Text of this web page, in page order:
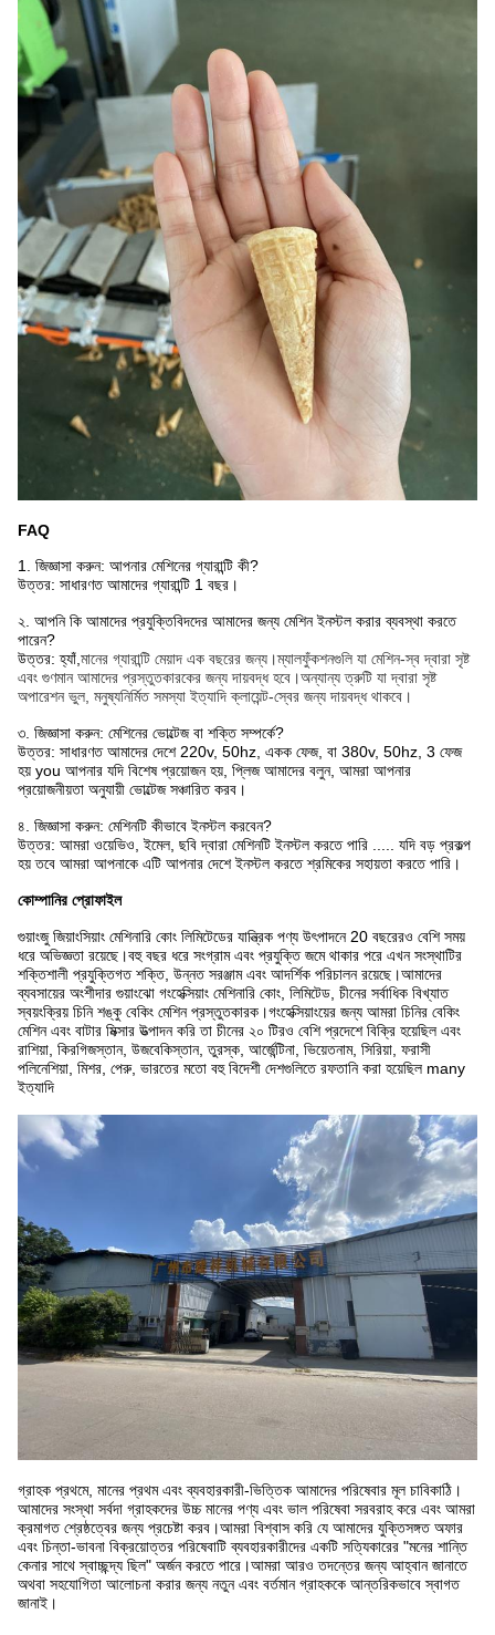
FAQ
1. জিজ্ঞাসা করুন: আপনার মেশিনের গ্যারান্টি কী?
উত্তর: সাধারণত আমাদের গ্যারান্টি 1 বছর।
২. আপনি কি আমাদের প্রযুক্তিবিদদের আমাদের জন্য মেশিন ইনস্টল করার ব্যবস্থা করতে
পারেন?
উত্তর: হ্যাঁ,মানের গ্যারান্টি মেয়াদ এক বছরের জন্য।ম্যালফুঁকশনগুলি যা মেশিন-স্ব দ্বারা সৃষ্ট
এবং গুণমান আমাদের প্রস্তুতকারকের জন্য দায়বদ্ধ হবে।অন্যান্য ত্রুটি যা দ্বারা সৃষ্ট
অপারেশন ভুল, মনুষ্যনির্মিত সমস্যা ইত্যাদি ক্লায়েন্ট-স্বের জন্য দায়বদ্ধ থাকবে।
৩. জিজ্ঞাসা করুন: মেশিনের ভোল্টেজ বা শক্তি সম্পর্কে?
উত্তর: সাধারণত আমাদের দেশে 220v, 50hz, একক ফেজ, বা 380v, 50hz, 3 ফেজ
হয় you আপনার যদি বিশেষ প্রয়োজন হয়, প্লিজ আমাদের বলুন, আমরা আপনার
প্রয়োজনীয়তা অনুযায়ী ভোল্টেজ সঞ্চারিত করব।
৪. জিজ্ঞাসা করুন: মেশিনটি কীভাবে ইনস্টল করবেন?
উত্তর: আমরা ওয়েভিও, ইমেল, ছবি দ্বারা মেশিনটি ইনস্টল করতে পারি ..... যদি বড় প্রকল্প
হয় তবে আমরা আপনাকে এটি আপনার দেশে ইনস্টল করতে শ্রমিকের সহায়তা করতে পারি।
কোম্পানির প্রোফাইল
গুয়াংজু জিয়াংসিয়াং মেশিনারি কোং লিমিটেডের যান্ত্রিক পণ্য উৎপাদনে 20 বছরেরও বেশি সময়
ধরে অভিজ্ঞতা রয়েছে।বহু বছর ধরে সংগ্রাম এবং প্রযুক্তি জমে থাকার পরে এখন সংস্থাটির
শক্তিশালী প্রযুক্তিগত শক্তি, উন্নত সরঞ্জাম এবং আদর্শিক পরিচালন রয়েছে।আমাদের
ব্যবসায়ের অংশীদার গুয়াংঝো গংহেক্সিয়াং মেশিনারি কোং, লিমিটেড, চীনের সর্বাধিক বিখ্যাত
স্বয়ংক্রিয় চিনি শঙ্কু বেকিং মেশিন প্রস্তুতকারক।গংহেক্সিয়াংয়ের জন্য আমরা চিনির বেকিং
মেশিন এবং বাটার মিক্সার উত্পাদন করি তা চীনের ২০ টিরও বেশি প্রদেশে বিক্রি হয়েছিল এবং
রাশিয়া, কিরগিজস্তান, উজবেকিস্তান, তুরস্ক, আর্জেন্টিনা, ভিয়েতনাম, সিরিয়া, ফরাসী
পলিনেশিয়া, মিশর, পেরু, ভারতের মতো বহু বিদেশী দেশগুলিতে রফতানি করা হয়েছিল many
ইত্যাদি
গ্রাহক প্রথমে, মানের প্রথম এবং ব্যবহারকারী-ভিত্তিক আমাদের পরিষেবার মূল চাবিকাঠি।
আমাদের সংস্থা সর্বদা গ্রাহকদের উচ্চ মানের পণ্য এবং ভাল পরিষেবা সরবরাহ করে এবং আমরা
ক্রমাগত শ্রেষ্ঠত্বের জন্য প্রচেষ্টা করব।আমরা বিশ্বাস করি যে আমাদের যুক্তিসঙ্গত অফার
এবং চিন্তা-ভাবনা বিক্রয়োত্তর পরিষেবাটি ব্যবহারকারীদের একটি সত্যিকারের "মনের শান্তি
কেনার সাথে স্বাচ্ছন্দ্য ছিল" অর্জন করতে পারে।আমরা আরও তদন্তের জন্য আহ্বান জানাতে
অথবা সহযোগিতা আলোচনা করার জন্য নতুন এবং বর্তমান গ্রাহককে আন্তরিকভাবে স্বাগত
জানাই।